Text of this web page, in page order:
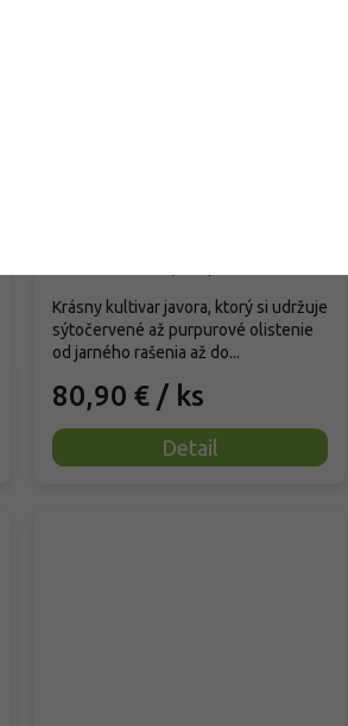
80,90 € / ks
Detail
Krásny kultivar javora, ktorý si udržuje
sýtočervené až purpurové olistenie
od jarného rašenia až do...